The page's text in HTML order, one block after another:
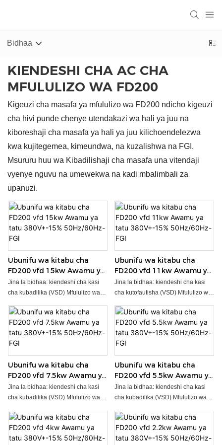
Bidhaa
KIENDESHI CHA AC CHA
MFULULIZO WA FD200
Kigeuzi cha masafa ya mfululizo wa FD200 ndicho kigeuzi
cha hivi punde chenye utendakazi wa hali ya juu na
kiboreshaji cha masafa ya hali ya juu kilichoendelezwa
kwa kujitegemea, kimeundwa, na kuzalishwa na FGI.
Msururu huu wa Kibadilishaji cha masafa una vitendaji
vyenye nguvu na umewekwa na kadi mbalimbali za
upanuzi.
Ubunifu wa kitabu cha
FD200 vfd 15kw Awamu ya
tatu 380V+-15%
50Hz/60Hz-FGI
Jina la bidhaa: kiendeshi cha kasi
cha kubadilika (VSD) Mfululizo wa
-15% 50Hz/60Hz masafa
yanayokubalika 47-63Hz inverter-
FGI ya masafa imeundwa kwa
ubadilishaji bora na wa kuaminika
wa masafa ya nguvu. Kwa vipimo
vyake vyema vya 180x133x150mm,
inafaa kwa aina mbalimbali za
maombi na ni rahisi kuunganisha
katika mifumo iliyopo. ● Nguvu
kuingiza sauti: 1AC 220V, 3AC 380V
● MOQ: PC 1 ● Muda wa matumizi:
siku 3~10, inategemea wingi wa
Ubunifu wa kitabu cha
FD200 vfd 11kw Awamu ya
tatu 380V+-15%
50Hz/60Hz-FGI
Jina la bidhaa: kiendeshi cha kasi
cha kutofautisha (VSD) Mfululizo wa
380V+-15% 50Hz/60Hz masafa
yanayoruhusiwa 47-63Hz inverter-
FGI ya masafa imeundwa kwa
ubadilishaji bora na wa kuaminika
wa masafa ya nguvu. Kwa vipimo
vyake vyema vya 180x133x150mm,
inafaa kwa aina mbalimbali za
maombi na ni rahisi kuunganisha
katika mifumo iliyopo. ● Nguvu
kuingiza sauti: 1AC 220V, 3AC 380V
● MOQ: PC 1 ● Muda wa matumizi:
siku 3~10, inategemea wingi wa
Ubunifu wa kitabu cha
FD200 vfd 7.5kw Awamu ya
tatu 380V+-15%
50Hz/60Hz-FGI
Jina la bidhaa: kiendeshi cha kasi
cha kubadilika (VSD) Mfululizo wa
380V+-15% 50Hz/60Hz masafa
yanayoruhusiwa 47-63Hz inverter-
FGI ya masafa imeundwa kwa
Ubunifu wa kitabu cha
FD200 vfd 5.5kw Awamu ya
tatu 380V+-15%
50Hz/60Hz-FGI
Jina la bidhaa: kiendeshi cha kasi
cha kubadilika (VSD) Mfululizo wa
-15% 50Hz/60Hz masafa
yanayoruhusiwa 47-63Hz inverter-
FGI ya masafa imeundwa kwa